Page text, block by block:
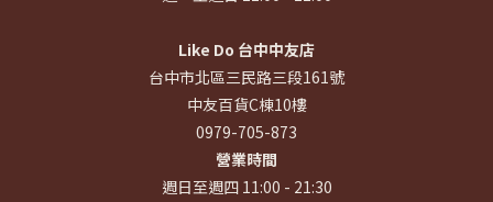
Like Do 台中中友店
台中市北區三民路三段161號
中友百貨C棟10樓
0979-705-873
營業時間
週日至週四 11:00 - 21:30